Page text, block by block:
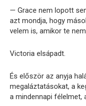
— Grace nem lopott
azt mondja, hogy
velem is, amikor te
Victoria elsápadt.
És először az anyja
megaláztatásokat, a
a mindennapi félelmet,